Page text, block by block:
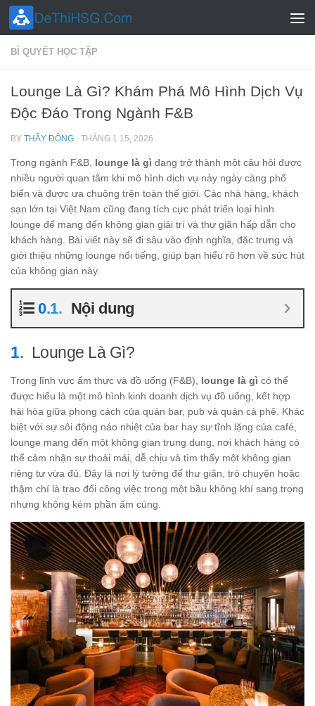
Skip to content
BÍ QUYẾT HỌC TẬP
Lounge Là Gì? Khám Phá Mô Hình Dịch Vụ
Độc Đáo Trong Ngành F&B
BY THẦY ĐÔNG · THÁNG 1 15, 2026
Trong ngành F&B, lounge là gì đang trở thành một câu hỏi được
nhiều người quan tâm khi mô hình dịch vụ này ngày càng phổ
biến và được ưa chuộng trên toàn thế giới. Các nhà hàng, khách
sạn lớn tại Việt Nam cũng đang tích cực phát triển loại hình
lounge để mang đến không gian giải trí và thư giãn hấp dẫn cho
khách hàng. Bài viết này sẽ đi sâu vào định nghĩa, đặc trưng và
giới thiệu những lounge nổi tiếng, giúp bạn hiểu rõ hơn về sức hút
của không gian này.
Nội dung
Lounge Là Gì?
Trong lĩnh vực ẩm thực và đồ uống (F&B), lounge là gì có thể
được hiểu là một mô hình kinh doanh dịch vụ đồ uống, kết hợp
hài hòa giữa phong cách của quán bar, pub và quán cà phê. Khác
biệt với sự sôi động náo nhiệt của bar hay sự tĩnh lặng của café,
lounge mang đến một không gian trung dung, nơi khách hàng có
thể cảm nhận sự thoải mái, dễ chịu và tìm thấy một không gian
riêng tư vừa đủ. Đây là nơi lý tưởng để thư giãn, trò chuyện hoặc
thậm chí là trao đổi công việc trong một bầu không khí sang trọng
nhưng không kém phần ấm cúng.